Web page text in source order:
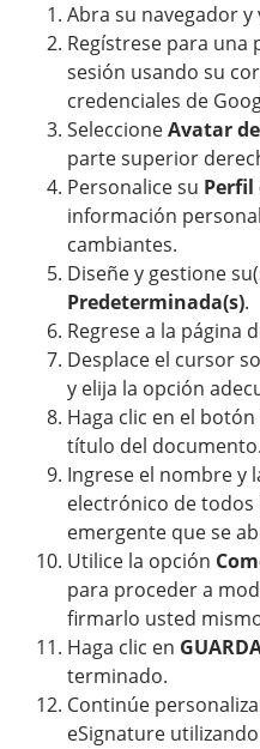
Abra su navegador y
Regístrese para
sesión usando su
credenciales de
SeleccioneAvatar
parte superior
Personalice su Perfil
información
cambiantes.
Diseñe y gestione
Predeterminada(s).
Regrese a la página
Desplace el cursor
y elija la opción
Haga clic en el botón
título del documento.
Ingrese el nombre y
electrónico de
emergente que se
Utilice la opción
para proceder a
firmarlo usted
Haga clic en
terminado.
Continúe
eSignature